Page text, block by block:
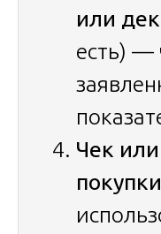
или
есть) —
Чек
покупки